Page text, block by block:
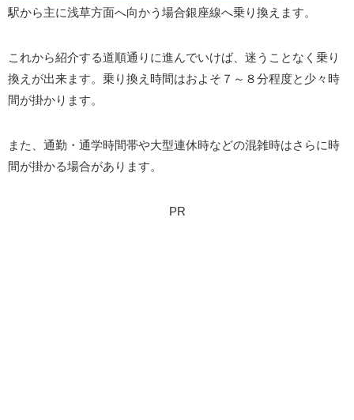
駅から主に浅草方面へ向かう場合銀座線へ乗り換えます。
これから紹介する道順通りに進んでいけば、迷うことなく乗り
換えが出来ます。乗り換え時間はおよそ７～８分程度と少々時
間が掛かります。
また、通勤・通学時間帯や大型連休時などの混雑時はさらに時
間が掛かる場合があります。
PR